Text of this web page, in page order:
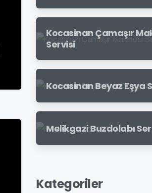
Kocasinan Çamaşır
Servisi
Kocasinan Beyaz Eşya
Melikgazi Buzdolabı
Kategoriler